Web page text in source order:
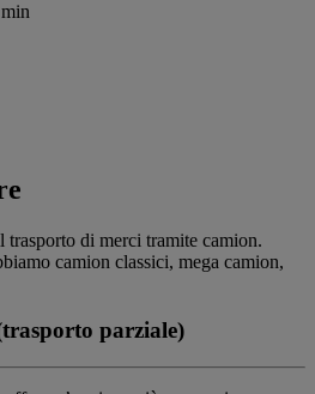
di merci tramite camion.
camion classici, mega camion,
parziale)